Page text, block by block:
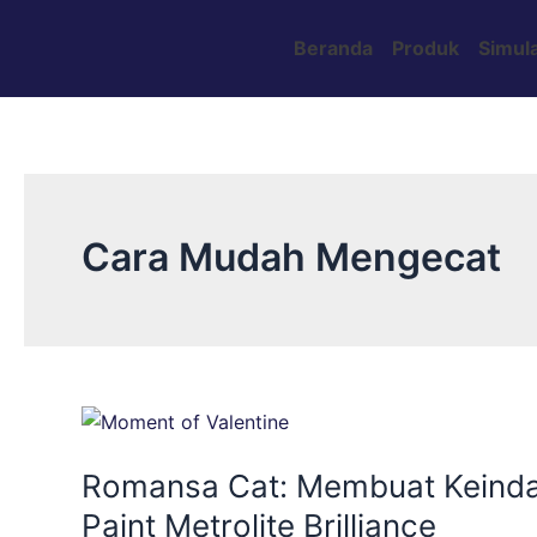
Beranda Produk
Cara Mudah Mengecat
Romansa Cat: Membuat
Paint Metrolite Brilliance
Romansa
Membuat
Keindahan